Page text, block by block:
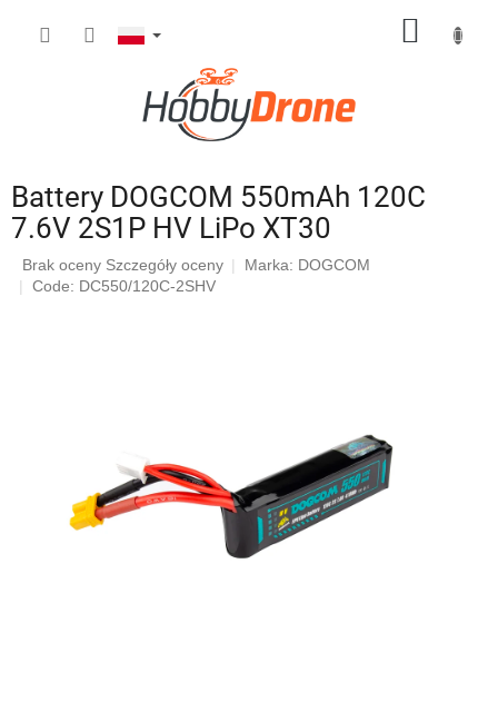
Battery DOGCOM 550mAh 120C
7.6V 2S1P HV LiPo XT30
Średnia
ocena
Brak oceny Szczegóły oceny Marka: DOGCOM
Code: DC550/120C-2SHV